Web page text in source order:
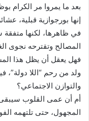
بعد ما يمروا مر الكرام
إنها بورجوازية قبلية،
في ظاهرها، لكنها متفقة
المصالح وتقترحه نجوى
فهل يعقل أن يظل هذا
ولد من رحم “اللا دولة”،
والتوازن الاجتماعي؟
أم أن عمى القلوب سيبقى
المجهول، حتى تلتهمه